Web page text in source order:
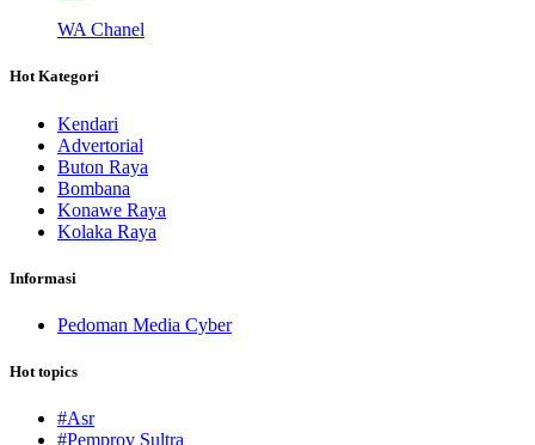
WA Chanel
Hot Kategori
Kendari
Advertorial
Buton Raya
Bombana
Konawe Raya
Kolaka Raya
Informasi
Pedoman Media Cyber
Hot topics
#Asr
#Pemprov Sultra